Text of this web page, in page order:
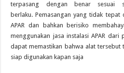
terpasang dengan benar sesuai
berlaku. Pemasangan yang tidak
APAR dan bahkan berisiko
menggunakan jasa instalasi APAR dari
dapat memastikan bahwa alat tersebut
siap digunakan kapan saja